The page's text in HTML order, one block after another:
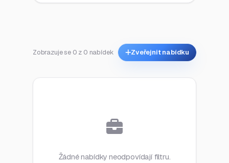
Zobrazuje se 0 z 0 nabídek Zveřejnit nabídku
Žádné nabídky neodpovídají filtru.